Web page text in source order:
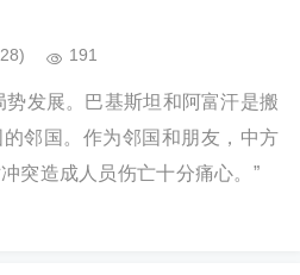
191
发展。巴基斯坦和阿富汗是搬
邻国。作为邻国和朋友，中方
突造成人员伤亡十分痛心。”